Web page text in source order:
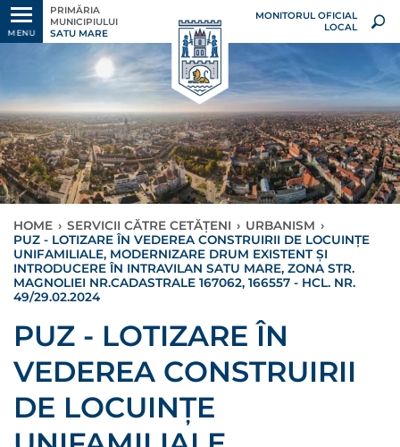
MENU
PRIMĂRIA
MUNICIPIULUI
SATU MARE
MONITORUL OFICIAL
LOCAL
HOME › SERVICII CĂTRE CETĂȚENI › URBANISM ›
PUZ - LOTIZARE ÎN VEDEREA CONSTRUIRII DE LOCUINȚE
UNIFAMILIALE, MODERNIZARE DRUM EXISTENT ȘI
INTRODUCERE ÎN INTRAVILAN SATU MARE, ZONA STR.
MAGNOLIEI NR.CADASTRALE 167062, 166557 - HCL. NR.
49/29.02.2024
PUZ - LOTIZARE ÎN
VEDEREA CONSTRUIRII
DE LOCUINȚE